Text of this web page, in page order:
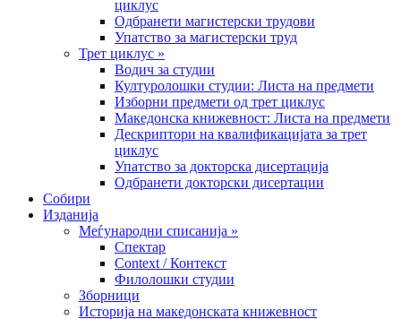
циклус
Одбранети магистерски трудови
Упатство за магистерски труд
Трет циклус »
Водич за студии
Културолошки студии: Листа на предмети
Изборни предмети од трет циклус
Македонска книжевност: Листа на предмети
Дескриптори на квалификацијата за трет
циклус
Упатство за докторска дисертација
Одбранети докторски дисертации
Собири
Изданија
Меѓународни списанија »
Спектар
Context / Контекст
Филолошки студии
Зборници
Историја на македонската книжевност